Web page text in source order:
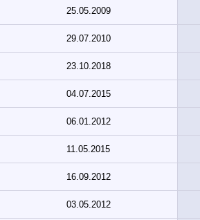
25.05.2009
29.07.2010
23.10.2018
04.07.2015
06.01.2012
11.05.2015
16.09.2012
03.05.2012